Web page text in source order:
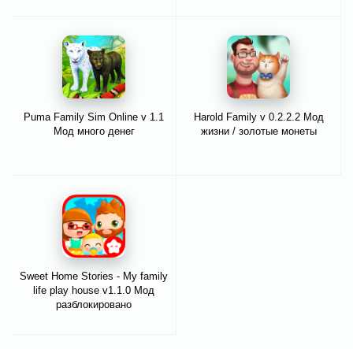
Puma Family Sim Online v 1.1
Мод много денег
Harold Family v 0.2.2.2 Мод
жизни / золотые монеты
Sweet Home Stories - My family
life play house v1.1.0 Мод
разблокировано